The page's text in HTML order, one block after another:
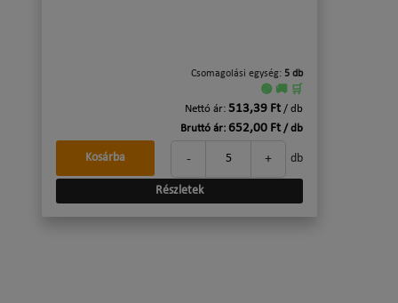
Csomagolási egység: 5 db
🟢 🚚 🛒
Nettó ár: 513,39 Ft / db
Bruttó ár: 652,00 Ft / db
- + db
Kosárba
Részletek